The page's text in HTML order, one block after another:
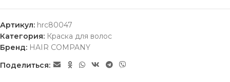
Артикул: hrc80047
Категория: Краска для волос
Бренд: HAIR COMPANY
Поделиться: